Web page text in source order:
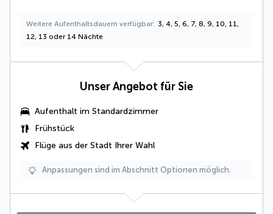
Weitere Aufenthaltsdauern verfügbar 3, 4, 5, 6, 7, 8, 9, 10, 11,
12, 13 oder 14 Nächte
Unser Angebot für Sie
Aufenthalt im Standardzimmer
Frühstück
Flüge aus der Stadt Ihrer Wahl
Anpassungen sind im Abschnitt Optionen möglich.